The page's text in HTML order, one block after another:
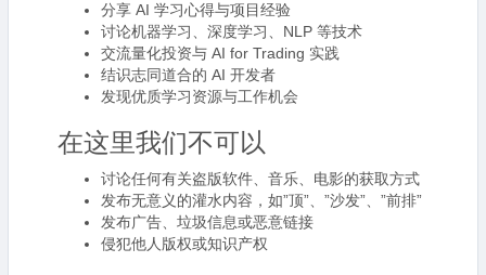
分享 AI 学习心得与项目经验
讨论机器学习、深度学习、NLP 等技术
交流量化投资与 AI for Trading 实践
结识志同道合的 AI 开发者
发现优质学习资源与工作机会
在这里我们不可以
讨论任何有关盗版软件、音乐、电影的获取方式
发布无意义的灌水内容，如”顶”、”沙发”、”前排”
发布广告、垃圾信息或恶意链接
侵犯他人版权或知识产权